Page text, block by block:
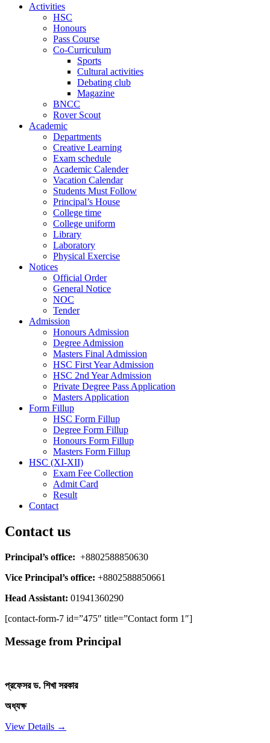
Activities
HSC
Honours
Pass Course
Co-Curriculum
Sports
Cultural activities
Debating club
Magazine
BNCC
Rover Scout
Academic
Departments
Creative Learning
Exam schedule
Academic Calender
Vacation Calendar
Students Must Follow
Principal’s House
College time
College uniform
Library
Laboratory
Physical Exercise
Notices
Official Order
General Notice
NOC
Tender
Admission
Honours Admission
Degree Admission
Masters Final Admission
HSC First Year Admission
HSC 2nd Year Admission
Private Degree Pass Application
Masters Application
Form Fillup
HSC Form Fillup
Degree Form Fillup
Honours Form Fillup
Masters Form Fillup
HSC (XI-XII)
Exam Fee Collection
Admit Card
Result
Contact
Contact us
Principal’s office: +8802588850630
Vice Principal’s office: +8802588850661
Head Assistant: 01941360290
[contact-form-7 id=”475″ title=”Contact form 1″]
Message from Principal
প্রফেসর ড. শিখা সরকার
অধ্যক্ষ
View Details →